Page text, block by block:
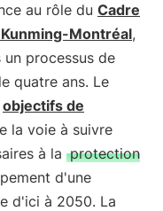
au rôle du Cadre
Montréal,
un processus de
quatre ans. Le
objectifs de
la voie à suivre
à la protection
d'une
d'ici à 2050. La